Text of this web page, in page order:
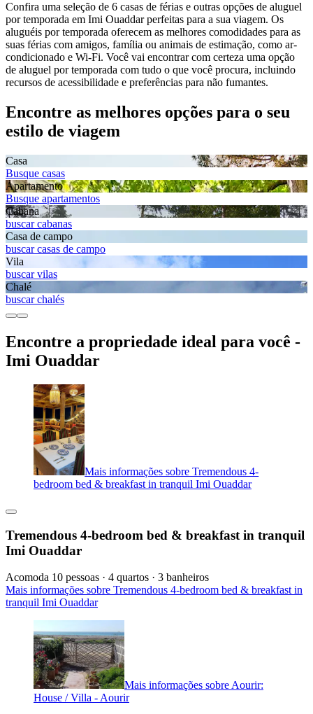
Confira uma seleção de 6 casas de férias e outras opções de aluguel
por temporada em Imi Ouaddar perfeitas para a sua viagem. Os
aluguéis por temporada oferecem as melhores comodidades para as
suas férias com amigos, família ou animais de estimação, como ar-
condicionado e Wi-Fi. Você vai encontrar com certeza uma opção
de aluguel por temporada com tudo o que você procura, incluindo
recursos de acessibilidade e preferências para não fumantes.
Encontre as melhores opções para o seu
estilo de viagem
Casa
Busque casas
Apartamento
Busque apartamentos
Cabana
buscar cabanas
Casa de campo
buscar casas de campo
Vila
buscar vilas
Chalé
buscar chalés
Encontre a propriedade ideal para você -
Imi Ouaddar
Mais informações sobre Tremendous 4-
bedroom bed & breakfast in tranquil Imi Ouaddar
Tremendous 4-bedroom bed & breakfast in tranquil
Imi Ouaddar
Acomoda 10 pessoas · 4 quartos · 3 banheiros
Mais informações sobre Tremendous 4-bedroom bed & breakfast in
tranquil Imi Ouaddar
Mais informações sobre Aourir:
House / Villa - Aourir